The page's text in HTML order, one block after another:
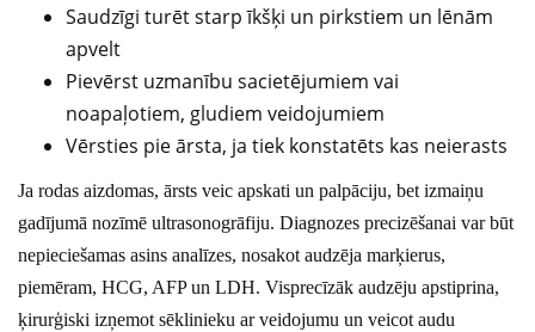
Saudzīgi turēt starp īkšķi un pirkstiem un lēnām
apvelt
Pievērst uzmanību sacietējumiem vai
noapaļotiem, gludiem veidojumiem
Vērsties pie ārsta, ja tiek konstatēts kas neierasts
Ja rodas aizdomas, ārsts veic apskati un palpāciju, bet izmaiņu
gadījumā nozīmē ultrasonogrāfiju. Diagnozes precizēšanai var būt
nepieciešamas asins analīzes, nosakot audzēja marķierus,
piemēram, HCG, AFP un LDH. Visprecīzāk audzēju apstiprina,
ķirurģiski izņemot sēklinieku ar veidojumu un veicot audu